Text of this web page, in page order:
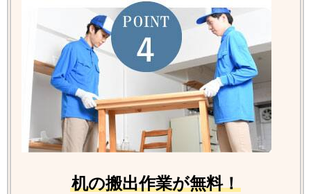
机の搬出作業が無料！